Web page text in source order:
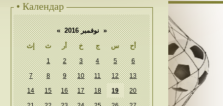
• Календар
« نوفمبر 2016 »
إث
ث أر خ ج س أح
1 2 3 4 5 6
7 8 9 10 11 12 13
14 15 16 17 18 19 20